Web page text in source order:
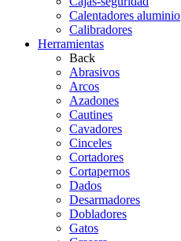
Calentadores aluminio
Calibradores
Herramientas
Back
Abrasivos
Arcos
Azadones
Cautines
Cavadores
Cinceles
Cortadores
Cortapernos
Dados
Desarmadores
Dobladores
Gatos